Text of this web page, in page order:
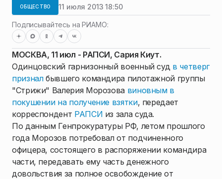
ОБЩЕСТВО 11 июля 2013 18:50
Подписывайтесь на РИАМО:
МОСКВА, 11 июл - РАПСИ, Сария Киут.
Одинцовский гарнизонный военный суд в четверг
призналбывшего командира пилотажной группы
"Стрижи" Валерия Морозова виновным в
покушении на получение взятки, передает
корреспондент РАПСИ из зала суда.
По данным Генпрокуратуры РФ, летом прошлого
года Морозов потребовал от подчиненного
офицера, состоящего в распоряжении командира
части, передавать ему часть денежного
довольствия за полное освобождение от